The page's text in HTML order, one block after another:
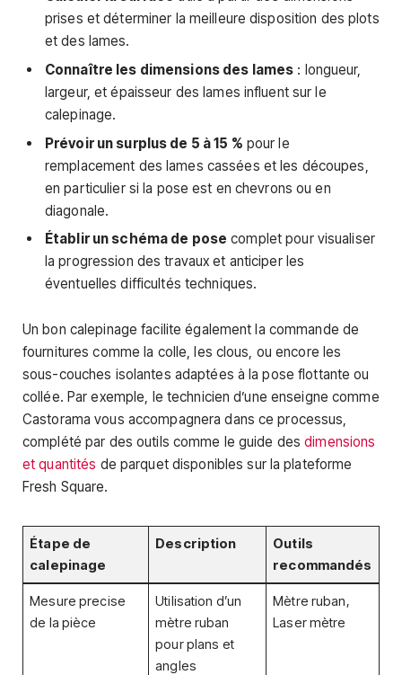
prises et déterminer la meilleure disposition des plots
et des lames.
Connaître les dimensions des lames : longueur,
largeur, et épaisseur des lames influent sur le
calepinage.
Prévoir un surplus de 5 à 15 % pour le
remplacement des lames cassées et les découpes,
en particulier si la pose est en chevrons ou en
diagonale.
Établir un schéma de pose complet pour visualiser
la progression des travaux et anticiper les
éventuelles difficultés techniques.
Un bon calepinage facilite également la commande de
fournitures comme la colle, les clous, ou encore les
sous-couches isolantes adaptées à la pose flottante ou
collée. Par exemple, le technicien d’une enseigne comme
Castorama vous accompagnera dans ce processus,
complété par des outils comme le guide desdimensions
et quantités de parquet disponibles sur la plateforme
Fresh Square.
Étape de
calepinage
Description
Outils
recommandés
Mesure precise
de la pièce
Utilisation d’un
mètre ruban
pour plans et
angles
Mètre ruban,
Laser mètre